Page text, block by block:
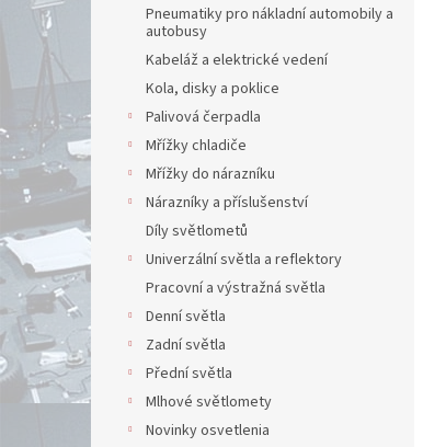
Pneumatiky pro nákladní automobily a
autobusy
Kabeláž a elektrické vedení
Kola, disky a poklice
Palivová čerpadla
Mřížky chladiče
Mřížky do nárazníku
Nárazníky a příslušenství
Díly světlometů
Univerzální světla a reflektory
Pracovní a výstražná světla
Denní světla
Zadní světla
Přední světla
Mlhové světlomety
Novinky osvetlenia